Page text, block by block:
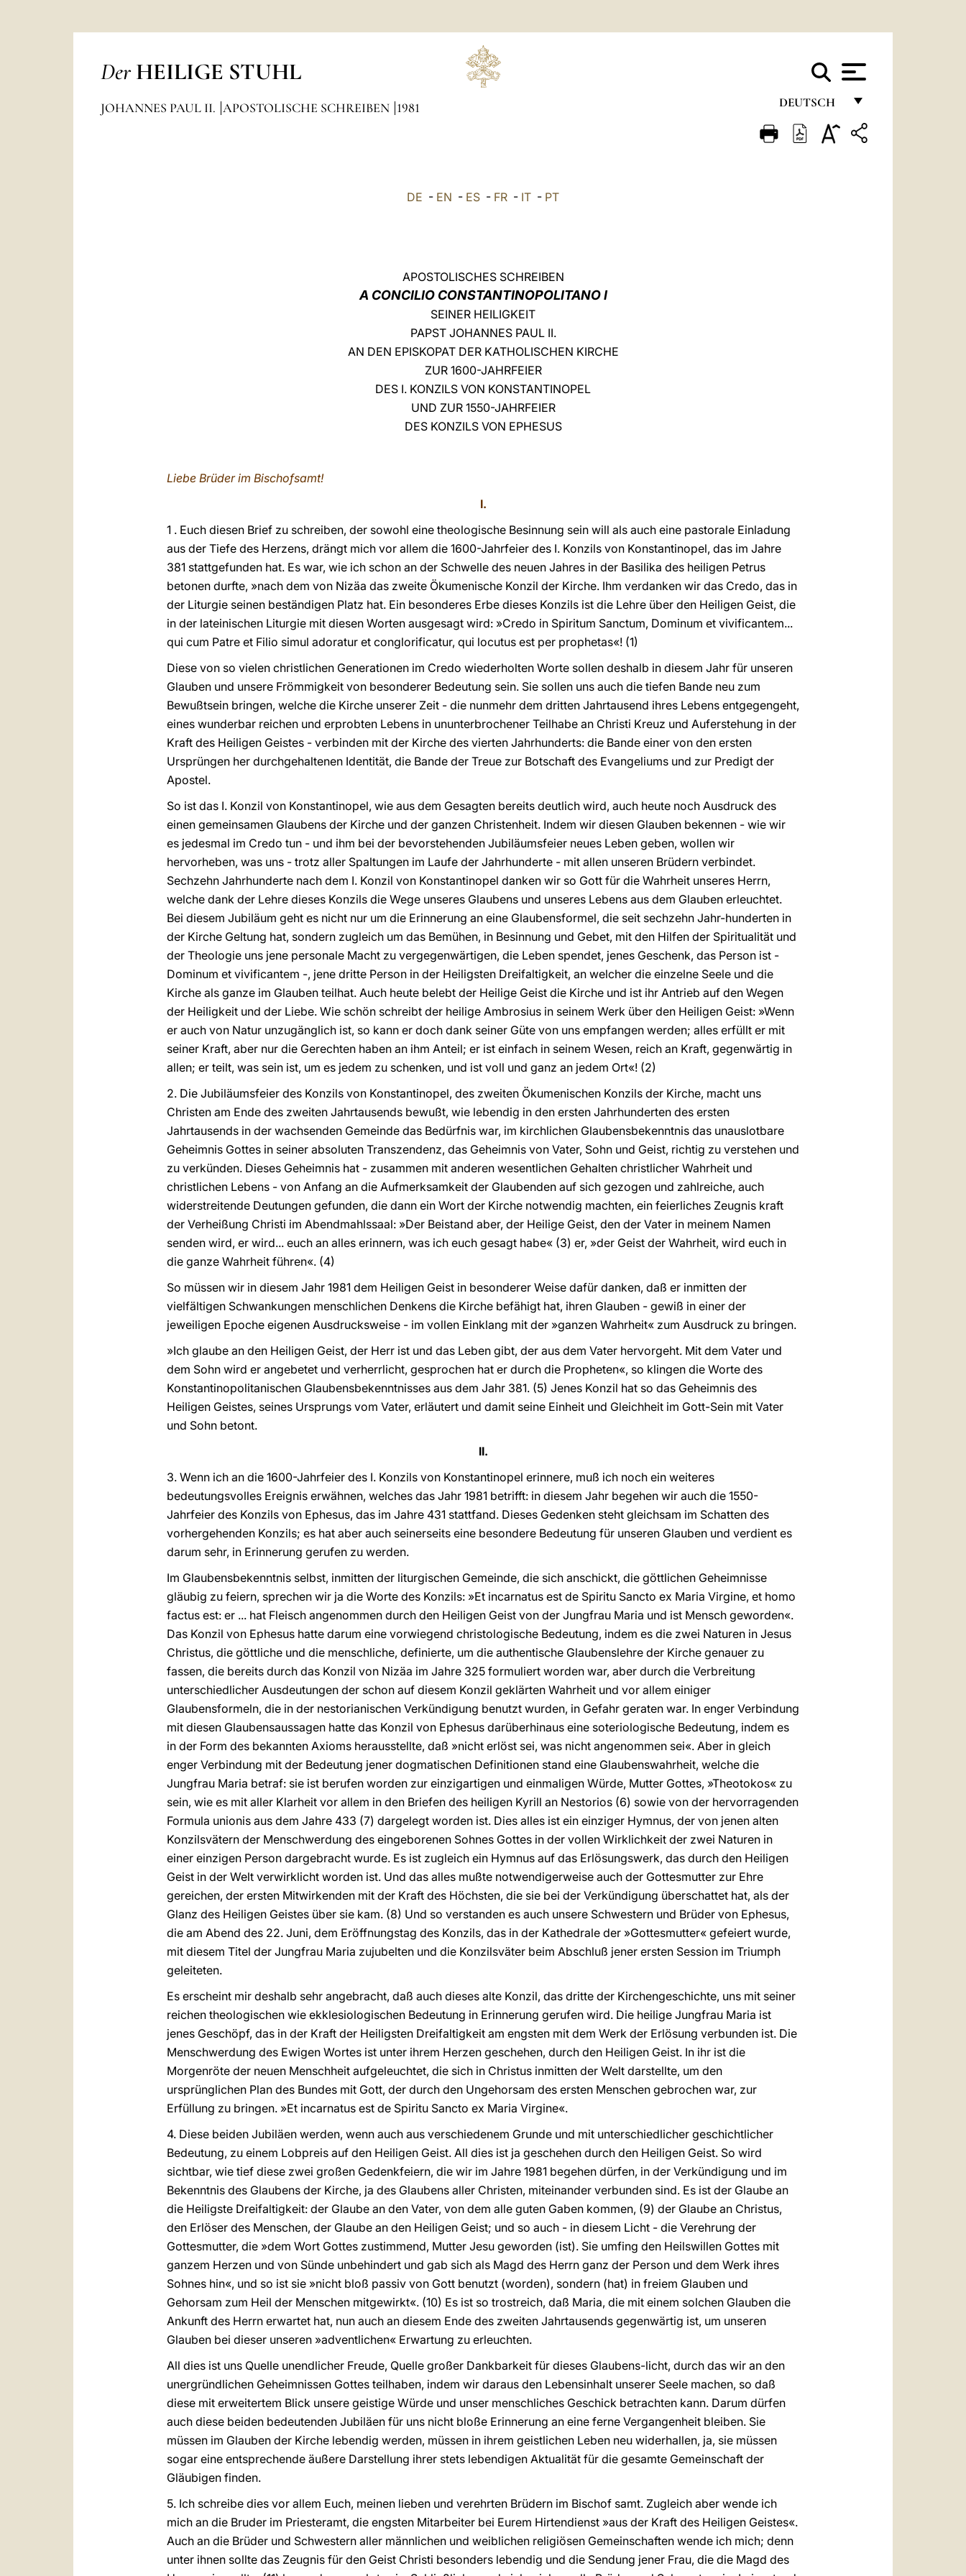
Der HEILIGE STUHL
DEUTSCH
FRANÇAIS
JOHANNES PAUL II. APOSTOLISCHE SCHREIBEN 1981
DE - EN - ES - FR - IT - PT
APOSTOLISCHES SCHREIBEN
A CONCILIO CONSTANTINOPOLITANO I
SEINER HEILIGKEIT
PAPST JOHANNES PAUL II.
AN DEN EPISKOPAT DER KATHOLISCHEN KIRCHE
ZUR 1600-JAHRFEIER
DES I. KONZILS VON KONSTANTINOPEL
UND ZUR 1550-JAHRFEIER
DES KONZILS VON EPHESUS
Liebe Brüder im Bischofsamt!
I.
1 . Euch diesen Brief zu schreiben, der sowohl eine theologische Besinnung sein will als auch eine pastorale Einladung
aus der Tiefe des Herzens, drängt mich vor allem die 1600-Jahrfeier des I. Konzils von Konstantinopel, das im Jahre
381 stattgefunden hat. Es war, wie ich schon an der Schwelle des neuen Jahres in der Basilika des heiligen Petrus
betonen durfte, »nach dem von Nizäa das zweite Ökumenische Konzil der Kirche. Ihm verdanken wir das Credo, das in
der Liturgie seinen beständigen Platz hat. Ein besonderes Erbe dieses Konzils ist die Lehre über den Heiligen Geist, die
in der lateinischen Liturgie mit diesen Worten ausgesagt wird: »Credo in Spiritum Sanctum, Dominum et vivificantem...
qui cum Patre et Filio simul adoratur et conglorificatur, qui locutus est per prophetas«! (1)
Diese von so vielen christlichen Generationen im Credo wiederholten Worte sollen deshalb in diesem Jahr für unseren
Glauben und unsere Frömmigkeit von besonderer Bedeutung sein. Sie sollen uns auch die tiefen Bande neu zum
Bewußtsein bringen, welche die Kirche unserer Zeit - die nunmehr dem dritten Jahrtausend ihres Lebens entgegengeht,
eines wunderbar reichen und erprobten Lebens in ununterbrochener Teilhabe an Christi Kreuz und Auferstehung in der
Kraft des Heiligen Geistes - verbinden mit der Kirche des vierten Jahrhunderts: die Bande einer von den ersten
Ursprüngen her durchgehaltenen Identität, die Bande der Treue zur Botschaft des Evangeliums und zur Predigt der
Apostel.
So ist das I. Konzil von Konstantinopel, wie aus dem Gesagten bereits deutlich wird, auch heute noch Ausdruck des
einen gemeinsamen Glaubens der Kirche und der ganzen Christenheit. Indem wir diesen Glauben bekennen - wie wir
es jedesmal im Credo tun - und ihm bei der bevorstehenden Jubiläumsfeier neues Leben geben, wollen wir
hervorheben, was uns - trotz aller Spaltungen im Laufe der Jahrhunderte - mit allen unseren Brüdern verbindet.
Sechzehn Jahrhunderte nach dem I. Konzil von Konstantinopel danken wir so Gott für die Wahrheit unseres Herrn,
welche dank der Lehre dieses Konzils die Wege unseres Glaubens und unseres Lebens aus dem Glauben erleuchtet.
Bei diesem Jubiläum geht es nicht nur um die Erinnerung an eine Glaubensformel, die seit sechzehn Jahr-hunderten in
der Kirche Geltung hat, sondern zugleich um das Bemühen, in Besinnung und Gebet, mit den Hilfen der Spiritualität und
der Theologie uns jene personale Macht zu vergegenwärtigen, die Leben spendet, jenes Geschenk, das Person ist -
Dominum et vivificantem -, jene dritte Person in der Heiligsten Dreifaltigkeit, an welcher die einzelne Seele und die
Kirche als ganze im Glauben teilhat. Auch heute belebt der Heilige Geist die Kirche und ist ihr Antrieb auf den Wegen
der Heiligkeit und der Liebe. Wie schön schreibt der heilige Ambrosius in seinem Werk über den Heiligen Geist: »Wenn
er auch von Natur unzugänglich ist, so kann er doch dank seiner Güte von uns empfangen werden; alles erfüllt er mit
seiner Kraft, aber nur die Gerechten haben an ihm Anteil; er ist einfach in seinem Wesen, reich an Kraft, gegenwärtig in
allen; er teilt, was sein ist, um es jedem zu schenken, und ist voll und ganz an jedem Ort«! (2)
2. Die Jubiläumsfeier des Konzils von Konstantinopel, des zweiten Ökumenischen Konzils der Kirche, macht uns
Christen am Ende des zweiten Jahrtausends bewußt, wie lebendig in den ersten Jahrhunderten des ersten
Jahrtausends in der wachsenden Gemeinde das Bedürfnis war, im kirchlichen Glaubensbekenntnis das unauslotbare
Geheimnis Gottes in seiner absoluten Transzendenz, das Geheimnis von Vater, Sohn und Geist, richtig zu verstehen und
zu verkünden. Dieses Geheimnis hat - zusammen mit anderen wesentlichen Gehalten christlicher Wahrheit und
christlichen Lebens - von Anfang an die Aufmerksamkeit der Glaubenden auf sich gezogen und zahlreiche, auch
widerstreitende Deutungen gefunden, die dann ein Wort der Kirche notwendig machten, ein feierliches Zeugnis kraft
der Verheißung Christi im Abendmahlssaal: »Der Beistand aber, der Heilige Geist, den der Vater in meinem Namen
senden wird, er wird... euch an alles erinnern, was ich euch gesagt habe« (3) er, »der Geist der Wahrheit, wird euch in
die ganze Wahrheit führen«. (4)
So müssen wir in diesem Jahr 1981 dem Heiligen Geist in besonderer Weise dafür danken, daß er inmitten der
vielfältigen Schwankungen menschlichen Denkens die Kirche befähigt hat, ihren Glauben - gewiß in einer der
jeweiligen Epoche eigenen Ausdrucksweise - im vollen Einklang mit der »ganzen Wahrheit« zum Ausdruck zu bringen.
»Ich glaube an den Heiligen Geist, der Herr ist und das Leben gibt, der aus dem Vater hervorgeht. Mit dem Vater und
dem Sohn wird er angebetet und verherrlicht, gesprochen hat er durch die Propheten«, so klingen die Worte des
Konstantinopolitanischen Glaubensbekenntnisses aus dem Jahr 381. (5) Jenes Konzil hat so das Geheimnis des
Heiligen Geistes, seines Ursprungs vom Vater, erläutert und damit seine Einheit und Gleichheit im Gott-Sein mit Vater
und Sohn betont.
II.
3. Wenn ich an die 1600-Jahrfeier des I. Konzils von Konstantinopel erinnere, muß ich noch ein weiteres
bedeutungsvolles Ereignis erwähnen, welches das Jahr 1981 betrifft: in diesem Jahr begehen wir auch die 1550-
Jahrfeier des Konzils von Ephesus, das im Jahre 431 stattfand. Dieses Gedenken steht gleichsam im Schatten des
vorhergehenden Konzils; es hat aber auch seinerseits eine besondere Bedeutung für unseren Glauben und verdient es
darum sehr, in Erinnerung gerufen zu werden.
Im Glaubensbekenntnis selbst, inmitten der liturgischen Gemeinde, die sich anschickt, die göttlichen Geheimnisse
gläubig zu feiern, sprechen wir ja die Worte des Konzils: »Et incarnatus est de Spiritu Sancto ex Maria Virgine, et homo
factus est: er ... hat Fleisch angenommen durch den Heiligen Geist von der Jungfrau Maria und ist Mensch geworden«.
Das Konzil von Ephesus hatte darum eine vorwiegend christologische Bedeutung, indem es die zwei Naturen in Jesus
Christus, die göttliche und die menschliche, definierte, um die authentische Glaubenslehre der Kirche genauer zu
fassen, die bereits durch das Konzil von Nizäa im Jahre 325 formuliert worden war, aber durch die Verbreitung
unterschiedlicher Ausdeutungen der schon auf diesem Konzil geklärten Wahrheit und vor allem einiger
Glaubensformeln, die in der nestorianischen Verkündigung benutzt wurden, in Gefahr geraten war. In enger Verbindung
mit diesen Glaubensaussagen hatte das Konzil von Ephesus darüberhinaus eine soteriologische Bedeutung, indem es
in der Form des bekannten Axioms herausstellte, daß »nicht erlöst sei, was nicht angenommen sei«. Aber in gleich
enger Verbindung mit der Bedeutung jener dogmatischen Definitionen stand eine Glaubenswahrheit, welche die
Jungfrau Maria betraf: sie ist berufen worden zur einzigartigen und einmaligen Würde, Mutter Gottes, »Theotokos« zu
sein, wie es mit aller Klarheit vor allem in den Briefen des heiligen Kyrill an Nestorios (6) sowie von der hervorragenden
Formula unionis aus dem Jahre 433 (7) dargelegt worden ist. Dies alles ist ein einziger Hymnus, der von jenen alten
Konzilsvätern der Menschwerdung des eingeborenen Sohnes Gottes in der vollen Wirklichkeit der zwei Naturen in
einer einzigen Person dargebracht wurde. Es ist zugleich ein Hymnus auf das Erlösungswerk, das durch den Heiligen
Geist in der Welt verwirklicht worden ist. Und das alles mußte notwendigerweise auch der Gottesmutter zur Ehre
gereichen, der ersten Mitwirkenden mit der Kraft des Höchsten, die sie bei der Verkündigung überschattet hat, als der
Glanz des Heiligen Geistes über sie kam. (8) Und so verstanden es auch unsere Schwestern und Brüder von Ephesus,
die am Abend des 22. Juni, dem Eröffnungstag des Konzils, das in der Kathedrale der »Gottesmutter« gefeiert wurde,
mit diesem Titel der Jungfrau Maria zujubelten und die Konzilsväter beim Abschluß jener ersten Session im Triumph
geleiteten.
Es erscheint mir deshalb sehr angebracht, daß auch dieses alte Konzil, das dritte der Kirchengeschichte, uns mit seiner
reichen theologischen wie ekklesiologischen Bedeutung in Erinnerung gerufen wird. Die heilige Jungfrau Maria ist
jenes Geschöpf, das in der Kraft der Heiligsten Dreifaltigkeit am engsten mit dem Werk der Erlösung verbunden ist. Die
Menschwerdung des Ewigen Wortes ist unter ihrem Herzen geschehen, durch den Heiligen Geist. In ihr ist die
Morgenröte der neuen Menschheit aufgeleuchtet, die sich in Christus inmitten der Welt darstellte, um den
ursprünglichen Plan des Bundes mit Gott, der durch den Ungehorsam des ersten Menschen gebrochen war, zur
Erfüllung zu bringen. »Et incarnatus est de Spiritu Sancto ex Maria Virgine«.
4. Diese beiden Jubiläen werden, wenn auch aus verschiedenem Grunde und mit unterschiedlicher geschichtlicher
Bedeutung, zu einem Lobpreis auf den Heiligen Geist. All dies ist ja geschehen durch den Heiligen Geist. So wird
sichtbar, wie tief diese zwei großen Gedenkfeiern, die wir im Jahre 1981 begehen dürfen, in der Verkündigung und im
Bekenntnis des Glaubens der Kirche, ja des Glaubens aller Christen, miteinander verbunden sind. Es ist der Glaube an
die Heiligste Dreifaltigkeit: der Glaube an den Vater, von dem alle guten Gaben kommen, (9) der Glaube an Christus,
den Erlöser des Menschen, der Glaube an den Heiligen Geist; und so auch - in diesem Licht - die Verehrung der
Gottesmutter, die »dem Wort Gottes zustimmend, Mutter Jesu geworden (ist). Sie umfing den Heilswillen Gottes mit
ganzem Herzen und von Sünde unbehindert und gab sich als Magd des Herrn ganz der Person und dem Werk ihres
Sohnes hin«, und so ist sie »nicht bloß passiv von Gott benutzt (worden), sondern (hat) in freiem Glauben und
Gehorsam zum Heil der Menschen mitgewirkt«. (10) Es ist so trostreich, daß Maria, die mit einem solchen Glauben die
Ankunft des Herrn erwartet hat, nun auch an diesem Ende des zweiten Jahrtausends gegenwärtig ist, um unseren
Glauben bei dieser unseren »adventlichen« Erwartung zu erleuchten.
All dies ist uns Quelle unendlicher Freude, Quelle großer Dankbarkeit für dieses Glaubens-licht, durch das wir an den
unergründlichen Geheimnissen Gottes teilhaben, indem wir daraus den Lebensinhalt unserer Seele machen, so daß
diese mit erweitertem Blick unsere geistige Würde und unser menschliches Geschick betrachten kann. Darum dürfen
auch diese beiden bedeutenden Jubiläen für uns nicht bloße Erinnerung an eine ferne Vergangenheit bleiben. Sie
müssen im Glauben der Kirche lebendig werden, müssen in ihrem geistlichen Leben neu widerhallen, ja, sie müssen
sogar eine entsprechende äußere Darstellung ihrer stets lebendigen Aktualität für die gesamte Gemeinschaft der
Gläubigen finden.
5. Ich schreibe dies vor allem Euch, meinen lieben und verehrten Brüdern im Bischof samt. Zugleich aber wende ich
mich an die Bruder im Priesteramt, die engsten Mitarbeiter bei Eurem Hirtendienst »aus der Kraft des Heiligen Geistes«.
Auch an die Brüder und Schwestern aller männlichen und weiblichen religiösen Gemeinschaften wende ich mich; denn
unter ihnen sollte das Zeugnis für den Geist Christi besonders lebendig und die Sendung jener Frau, die die Magd des